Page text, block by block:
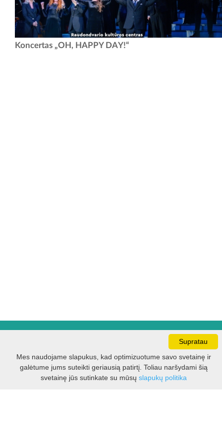
Filtras
Muzika, kuri kviečia pakilti! Kauno valstybinis muzikinis teatras
Koncertas „OH, HAPPY DAY!“
VI -VII 10.00 - 16.00 val.
Supratau
Mes naudojame slapukus, kad optimizuotume savo svetainę ir
galėtume jums suteikti geriausią patirtį. Toliau naršydami šią
svetainę jūs sutinkate su mūsų slapukų politika